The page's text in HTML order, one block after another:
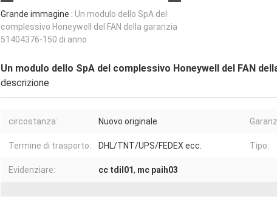
Grande immagine : Un modulo dello SpA del
complessivo Honeywell del FAN della garanzia
51404376-150 di anno
Un modulo dello SpA del complessivo Honeywell del FAN
descrizione
circostanza: Nuovo originale
Termine di trasporto: DHL/TNT/UPS/FEDEX ecc. Tipo:
Evidenziare: cc tdil01, mc paih03